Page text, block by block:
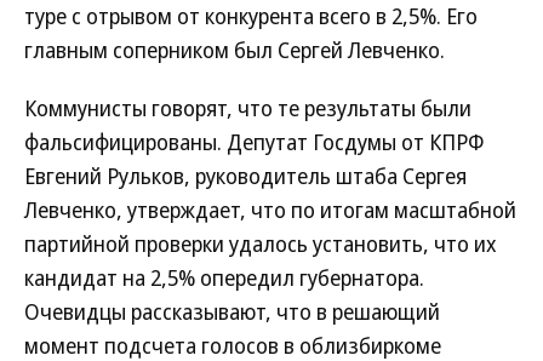
туре с отрывом от конкурента всего в 2,5%. Его
главным соперником был Сергей Левченко.
Коммунисты говорят, что те результаты были
фальсифицированы. Депутат Госдумы от КПРФ
Евгений Рульков, руководитель штаба Сергея
Левченко, утверждает, что по итогам масштабной
партийной проверки удалось установить, что их
кандидат на 2,5% опередил губернатора.
Очевидцы рассказывают, что в решающий
момент подсчета голосов в облизбиркоме